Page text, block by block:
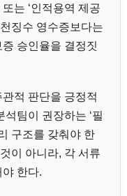
또는 ‘인적용역 제공
징수 영수증보다는
승인율을 결정짓
적 판단을 긍정적
팀이 권장하는 ‘필
구조를 갖춰야 한
이 아니라, 각 서류
한다.